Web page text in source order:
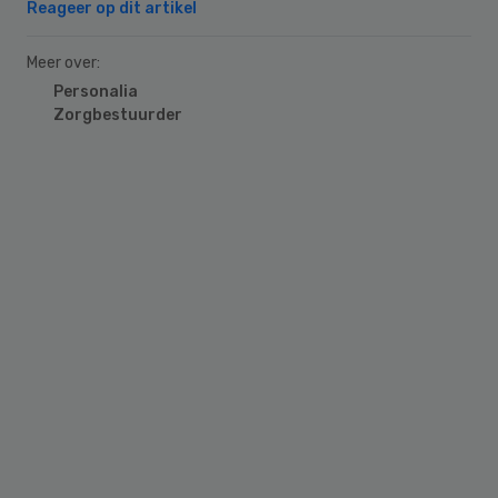
Reageer op dit artikel
Meer over:
Personalia
Zorgbestuurder